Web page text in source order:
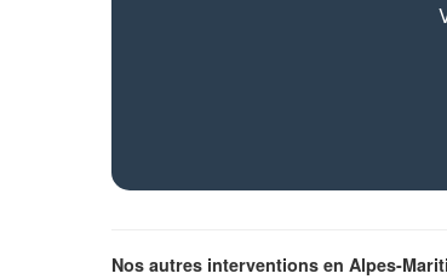
Nos autres interventions en Alpes-